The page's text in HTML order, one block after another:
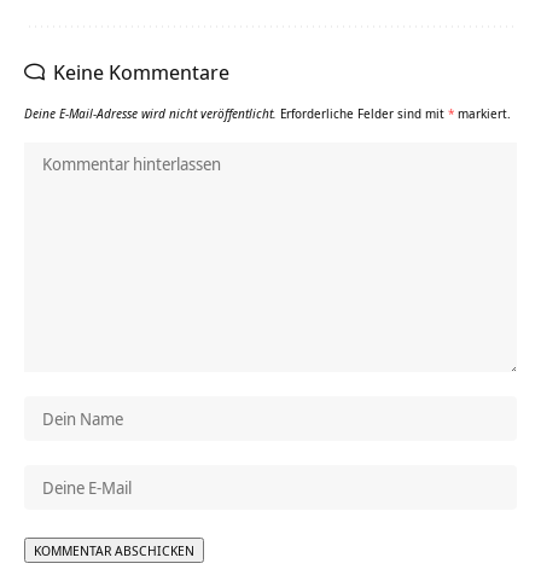
Keine Kommentare
Deine E-Mail-Adresse wird nicht veröffentlicht. Erforderliche Felder sind mit * markiert.